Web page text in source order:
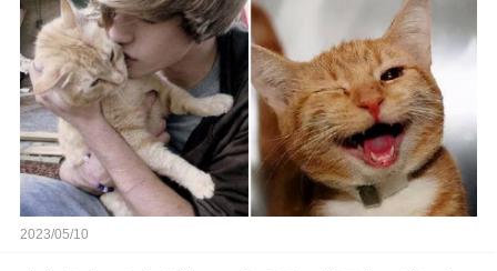
2023/05/10